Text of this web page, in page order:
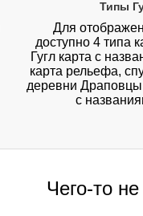
Типы
Для
доступно 4 типа
Гугл карта с
карта рельефа,
деревни Драповцы
с
Чего-то